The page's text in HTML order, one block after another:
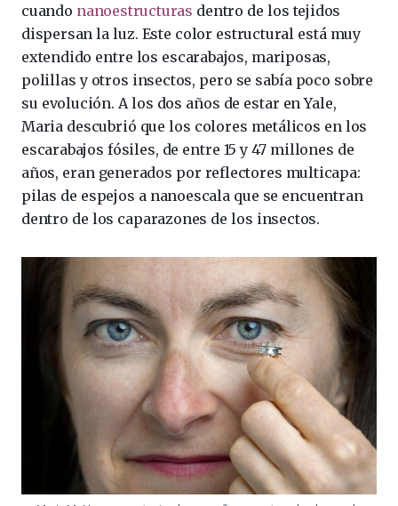
cuando nanoestructuras dentro de los tejidos
dispersan la luz. Este color estructural está muy
extendido entre los escarabajos, mariposas,
polillas y otros insectos, pero se sabía poco sobre
su evolución. A los dos años de estar en Yale,
Maria descubrió que los colores metálicos en los
escarabajos fósiles, de entre 15 y 47 millones de
años, eran generados por reflectores multicapa:
pilas de espejos a nanoescala que se encuentran
dentro de los caparazones de los insectos.